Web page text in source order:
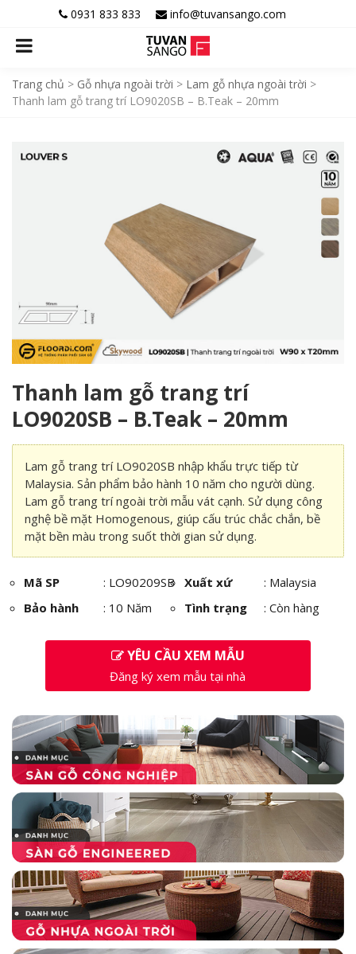
0931 833 833 info@tuvansango.com
Trang chủ > Gỗ nhựa ngoài trời > Lam gỗ nhựa ngoài trời >
Thanh lam gỗ trang trí LO9020SB – B.Teak – 20mm
Thanh lam gỗ trang trí
LO9020SB – B.Teak – 20mm
Lam gỗ trang trí LO9020SB nhập khẩu trực tiếp từ
Malaysia. Sản phẩm bảo hành 10 năm cho người dùng.
Lam gỗ trang trí ngoài trời mẫu vát cạnh. Sử dụng công
nghệ bề mặt Homogenous, giúp cấu trúc chắc chắn, bề
mặt bền màu trong suốt thời gian sử dụng.
Mã SP : LO90209SB Xuất xứ
: Malaysia
Bảo hành
: 10 Năm Tình trạng : Còn hàng
YÊU CẦU XEM MẪU
Đăng ký xem mẫu tại nhà